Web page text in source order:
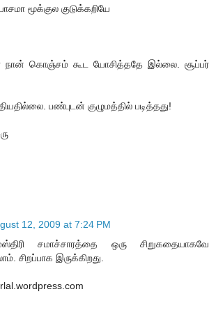
மூக்குல குடுக்கறியே
நான் கொஞ்சம் கூட யோசித்ததே இல்லை. சூப்பர்
பண்புடன் குழுமத்தில் படித்தது!
12, 2009 at 7:24 PM
சமாச்சாரத்தை ஒரு சிறுகதையாகவே
சிறப்பாக இருக்கிறது.